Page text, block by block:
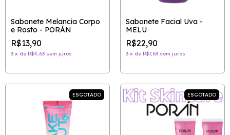
Sabonete Melancia Corpo
e Rosto - PORÁN
R$13,90
3 x de R$4,63 sem juros
Sabonete Facial Uva -
MELU
R$22,90
3 x de R$7,63 sem juros
ESGOTADO ESGOTADO